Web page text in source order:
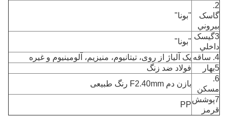
2.
گاسک
بيروني
"بونا"
3گيسک
داخلي
"بونا"
4. ساقه
یک آلیاژ از روی، تیتانیوم، منیزیم، آلومینیوم و غیره
5بهار
فولاد ضد زنگ
6.
مسکن
بازن دم F2.40mm رنگ طبیعی
7پوشش
قرمز
PP